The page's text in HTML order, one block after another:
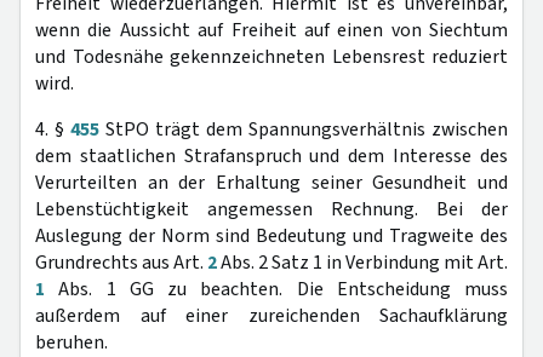
wenn die Aussicht auf Freiheit auf einen von Siechtum
und Todesnähe gekennzeichneten Lebensrest reduziert
wird.
4. § 455 StPO trägt dem Spannungsverhältnis zwischen
dem staatlichen Strafanspruch und dem Interesse des
Verurteilten an der Erhaltung seiner Gesundheit und
Lebenstüchtigkeit angemessen Rechnung. Bei der
Auslegung der Norm sind Bedeutung und Tragweite des
Grundrechts aus Art. 2Abs. 2 Satz 1 in Verbindung mit Art.
1 Abs. 1 GG zu beachten. Die Entscheidung muss
außerdem auf einer zureichenden Sachaufklärung
beruhen.